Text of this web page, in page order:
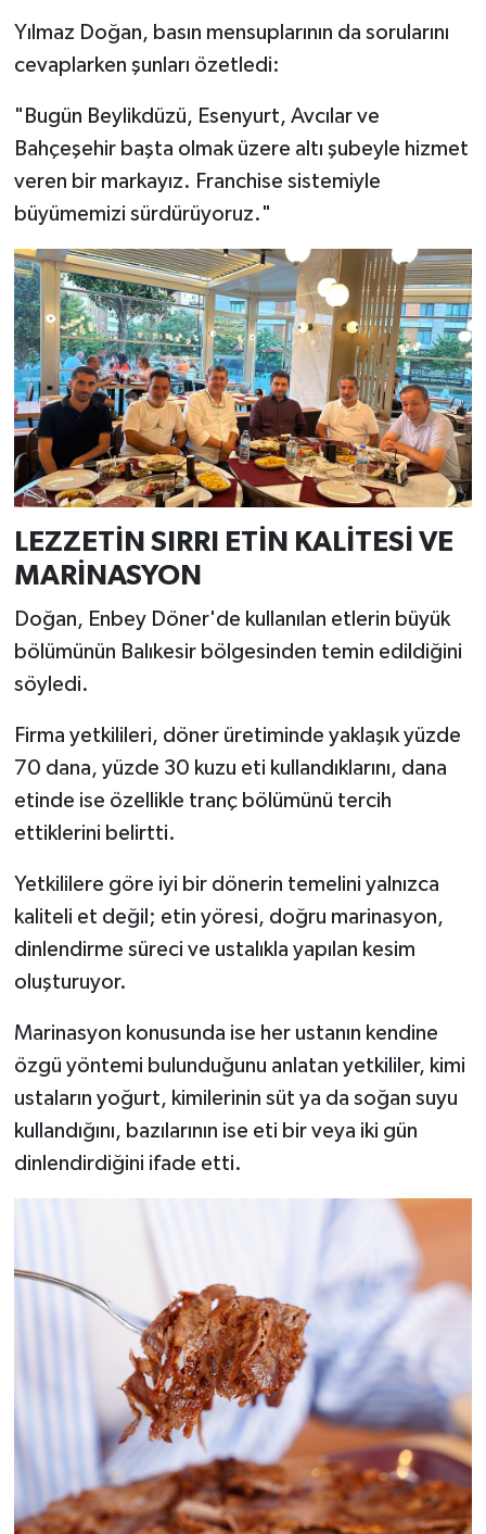
Yılmaz Doğan, basın mensuplarının da sorularını
cevaplarken şunları özetledi:
"Bugün Beylikdüzü, Esenyurt, Avcılar ve
Bahçeşehir başta olmak üzere altı şubeyle hizmet
veren bir markayız. Franchise sistemiyle
büyümemizi sürdürüyoruz."
LEZZETİN SIRRI ETİN KALİTESİ VE
MARİNASYON
Doğan, Enbey Döner'de kullanılan etlerin büyük
bölümünün Balıkesir bölgesinden temin edildiğini
söyledi.
Firma yetkilileri, döner üretiminde yaklaşık yüzde
70 dana, yüzde 30 kuzu eti kullandıklarını, dana
etinde ise özellikle tranç bölümünü tercih
ettiklerini belirtti.
Yetkililere göre iyi bir dönerin temelini yalnızca
kaliteli et değil; etin yöresi, doğru marinasyon,
dinlendirme süreci ve ustalıkla yapılan kesim
oluşturuyor.
Marinasyon konusunda ise her ustanın kendine
özgü yöntemi bulunduğunu anlatan yetkililer, kimi
ustaların yoğurt, kimilerinin süt ya da soğan suyu
kullandığını, bazılarının ise eti bir veya iki gün
dinlendirdiğini ifade etti.